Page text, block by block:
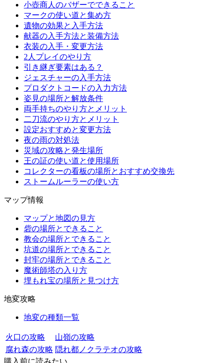
小壺商人のバザーでできること
マークの使い道と集め方
遺物の効果と入手方法
献器の入手方法と装備方法
衣装の入手・変更方法
2人プレイのやり方
引き継ぎ要素はある？
ジェスチャーの入手方法
プロダクトコードの入力方法
姿見の場所と解放条件
両手持ちのやり方とメリット
二刀流のやり方とメリット
設定おすすめと変更方法
夜の雨の対処法
災域の攻略と発生場所
王の証の使い道と使用場所
コレクターの看板の場所とおすすめ交換先
ストームルーラーの使い方
マップ情報
マップと地図の見方
砦の場所とできること
教会の場所とできること
坑道の場所とできること
封牢の場所とできること
魔術師塔の入り方
埋もれ宝の場所と見つけ方
地変攻略
地変の種類一覧
火口の攻略
山嶺の攻略
腐れ森の攻略 隠れ都ノクラテオの攻略
購入前に読みたい